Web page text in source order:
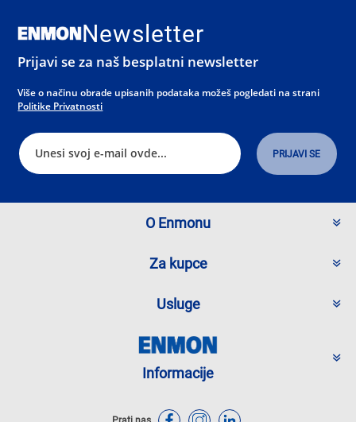
Newsletter
Prijavi se za naš besplatni newsletter
Više o načinu obrade upisanih podataka možeš pogledati na strani
Politike Privatnosti
O Enmonu
Za kupce
Usluge
Informacije